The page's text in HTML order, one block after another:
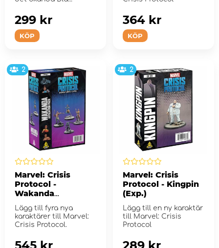
KÖP
299 kr
KÖP
364 kr
2
Marvel: Crisis
Protocol -
Wakanda
Affiliation Pack
(Exp.)
Lägg till fyra nya
karaktärer till Marvel:
Crisis Protocol.
2
Marvel: Crisis
Protocol - Kingpin
(Exp.)
Lägg till en ny karaktär
till Marvel: Crisis
Protocol